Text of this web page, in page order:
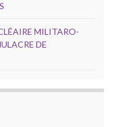
MILITARO-
DE